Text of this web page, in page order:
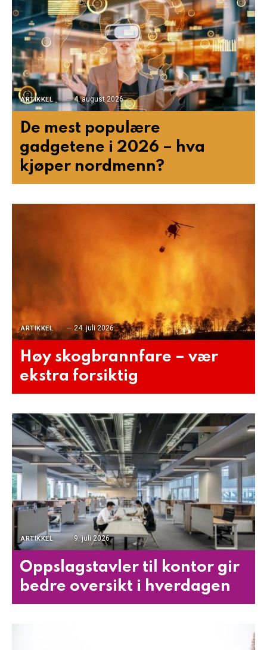
ARTIKKEL 4. august 2026
De mest populære
gadgetene i 2026 – hva
kjøper nordmenn?
ARTIKKEL 24. juli 2026
Høy skogbrannfare – vær
ekstra forsiktig
ARTIKKEL 9. juli 2026
Oppslagstavler til kontor gir
bedre oversikt i hverdagen